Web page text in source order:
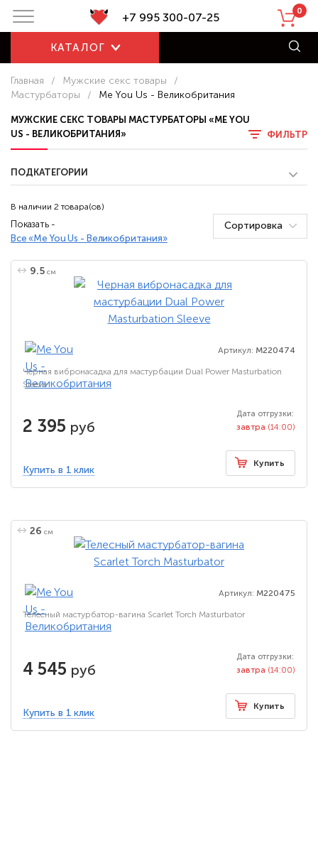
+7 995 300-07-25 0
КАТАЛОГ
Главная / Мужские секс товары
/
Мастурбаторы
/ Me You Us - Великобритания
МУЖСКИЕ СЕКС ТОВАРЫ МАСТУРБАТОРЫ «ME YOU
US - ВЕЛИКОБРИТАНИЯ»
ФИЛЬТР
ПОДКАТЕГОРИИ
В наличии 2 товара(ов)
Показать -
Все «Me You Us - Великобритания»
Сортировка
9.5 см
Артикул: M220474
Черная вибронасадка для мастурбации Dual Power Masturbation
Sleeve
2 395 руб
Дата отгрузки:
завтра (14:00)
Купить в 1 клик
Купить
26 см
Артикул: M220475
Телесный мастурбатор-вагина Scarlet Torch Masturbator
4 545 руб
Дата отгрузки:
завтра (14:00)
Купить в 1 клик
Купить